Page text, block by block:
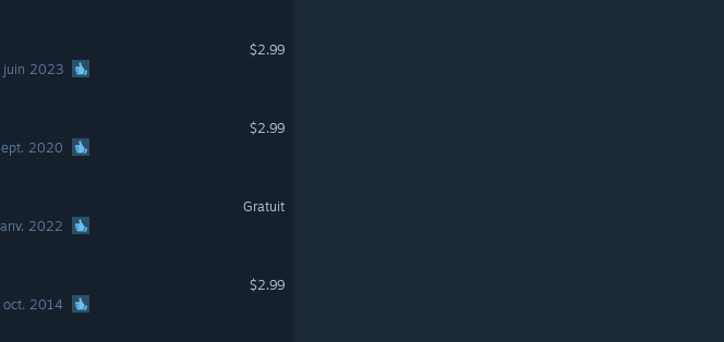
juin 2023
$2.99
2020
$2.99
2022
Gratuit
oct. 2014
$2.99